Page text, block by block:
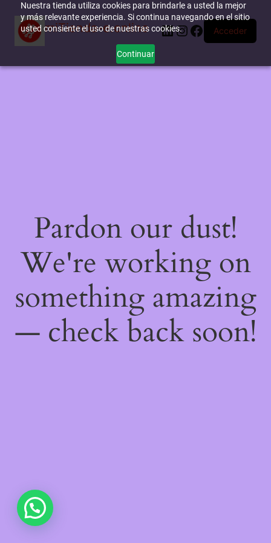
Nuestra tienda utiliza cookies para brindarle a usted la mejor
y más relevante experiencia. Si continua navegando en el sitio
usted consiente el uso de nuestras cookies.
Continuar
miTienda-e.online LinkedIn
Instagram
Facebook
Acceder
Pardon our dust!
We're working on
something amazing
— check back soon!